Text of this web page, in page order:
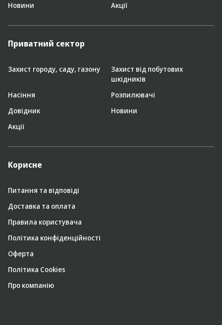
Новини
Акції
Приватний сектор
Захист городу, саду, газону
Захист від побутових
шкідників
Насіння
Розпилювачі
Довідник
Новини
Акції
Корисне
Питання та відповіді
Доставка та оплата
Правила користувача
Політика конфіденційності
Оферта
Політика Cookies
Про компанію